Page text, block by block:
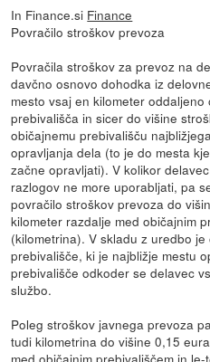
In Finance.si Finance
Povračilo stroškov prevoza
Povračila stroškov za prevoz na
davčno osnovo dohodka iz
mesto vsaj en kilometer
prebivališča in sicer do višine
običajnemu prebivališču
opravljanja dela (to je do mesta
začne opravljati). V kolikor
razlogov ne more uporabljati, pa
povračilo stroškov prevoza do
kilometer razdalje med običajnim
(kilometrina). V skladu z uredbo
prebivališče, ki je najbližje mestu
prebivališče odkoder se delavec
službo.
Poleg stroškov javnega prevoza
tudi kilometrina do višine 0,15